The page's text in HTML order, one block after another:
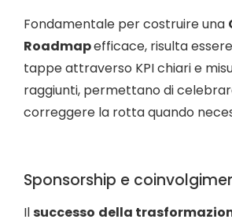
Fondamentale per costruire una
Roadmapefficace, risulta
tappe attraverso KPI chiari e
raggiunti, permettano di
correggere la rotta quando
Sponsorship e
Ilsuccesso della